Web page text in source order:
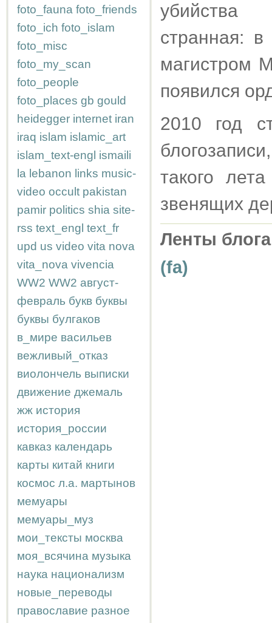
foto_fauna foto_friends
foto_ich foto_islam
foto_misc
foto_my_scan
foto_people
foto_places gb gould
heidegger internet iran
iraq islam islamic_art
islam_text-engl ismaili
la lebanon links music-
video occult pakistan
pamir politics shia site-
rss text_engl text_fr
upd us video vita nova
vita_nova vivencia
WW2 WW2 август-
февраль букв буквы
буквы булгаков
в_мире васильев
вежливый_отказ
виолончель выписки
движение джемаль
жж история
история_россии
кавказ календарь
карты китай книги
космос л.а. мартынов
мемуары
мемуары_муз
мои_тексты москва
моя_всячина музыка
наука национализм
новые_переводы
православие разное
убийства
странная:
магистром
появился
2010 год
такого
звенящих
Ленты
(fa)